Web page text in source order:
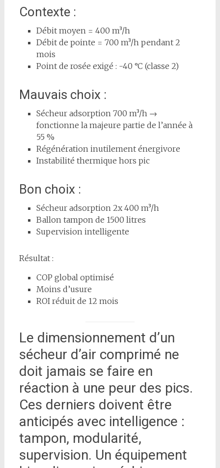
Contexte :
Débit moyen = 400 m³/h
Débit de pointe = 700 m³/h pendant 2
mois
Point de rosée exigé : -40 °C (classe 2)
Mauvais choix :
Sécheur adsorption 700 m³/h →
fonctionne la majeure partie de l’année à
55 %
Régénération inutilement énergivore
Instabilité thermique hors pic
Bon choix :
Sécheur adsorption 2x 400 m³/h
Ballon tampon de 1500 litres
Supervision intelligente
Résultat :
COP global optimisé
Moins d’usure
ROI réduit de 12 mois
Le dimensionnement d’un
sécheur d’air comprimé ne
doit jamais se faire en
réaction à une peur des pics.
Ces derniers doivent être
anticipés avec intelligence :
tampon, modularité,
supervision. Un équipement